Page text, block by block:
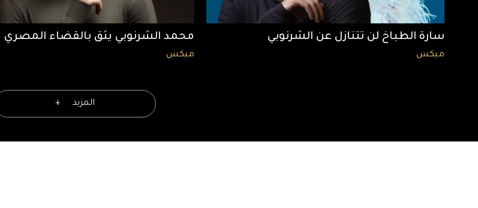
سارة الطباخ لن تتنازل عن الشرنوبي
ميكس
محمد الشرنوبي يثق بالقضاء المصري
ميكس
المزيد